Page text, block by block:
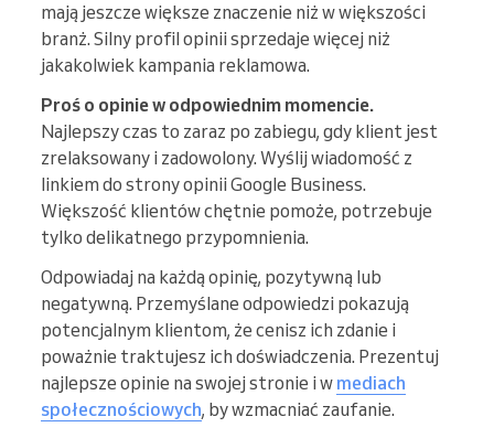
mają jeszcze większe znaczenie niż w większości
branż. Silny profil opinii sprzedaje więcej niż
jakakolwiek kampania reklamowa.
Proś o opinie w odpowiednim momencie.
Najlepszy czas to zaraz po zabiegu, gdy klient jest
zrelaksowany i zadowolony. Wyślij wiadomość z
linkiem do strony opinii Google Business.
Większość klientów chętnie pomoże, potrzebuje
tylko delikatnego przypomnienia.
Odpowiadaj na każdą opinię, pozytywną lub
negatywną. Przemyślane odpowiedzi pokazują
potencjalnym klientom, że cenisz ich zdanie i
poważnie traktujesz ich doświadczenia. Prezentuj
najlepsze opinie na swojej stronie i w mediach
społecznościowych, by wzmacniać zaufanie.